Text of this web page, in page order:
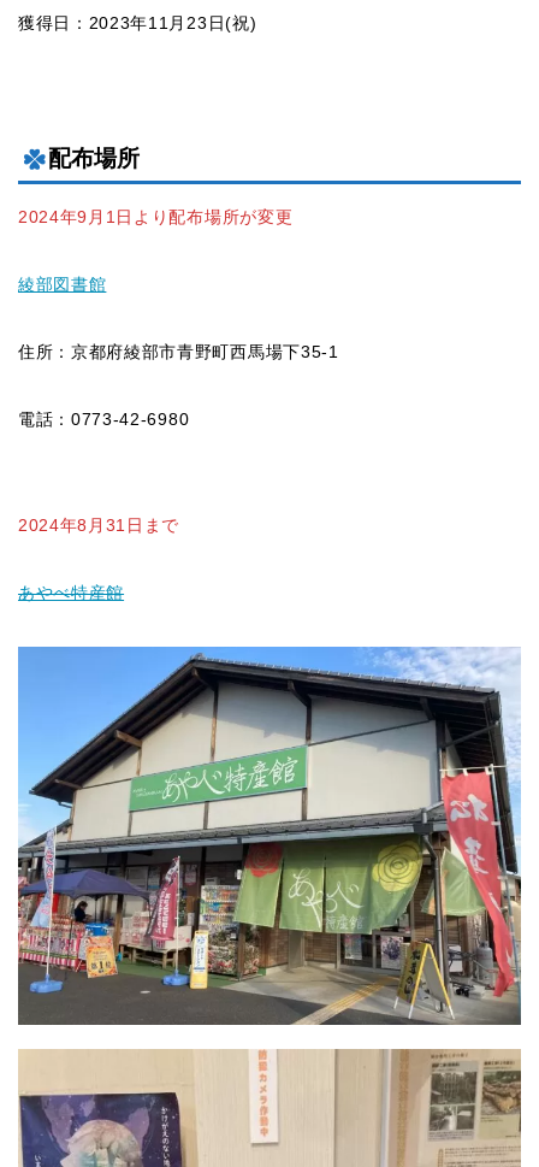
獲得日：2023年11月23日(祝)
配布場所
2024年9月1日より配布場所が変更
綾部図書館
住所：京都府綾部市青野町西馬場下35-1
電話：0773-42-6980
2024年8月31日まで
あやべ特産館